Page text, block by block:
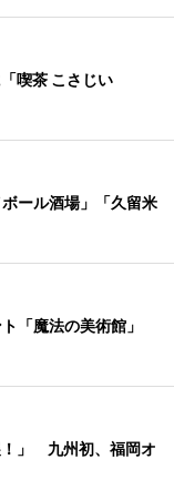
喫茶 こさじい
ール酒場」「久留米
「魔法の美術館」
！」 九州初、福岡オ